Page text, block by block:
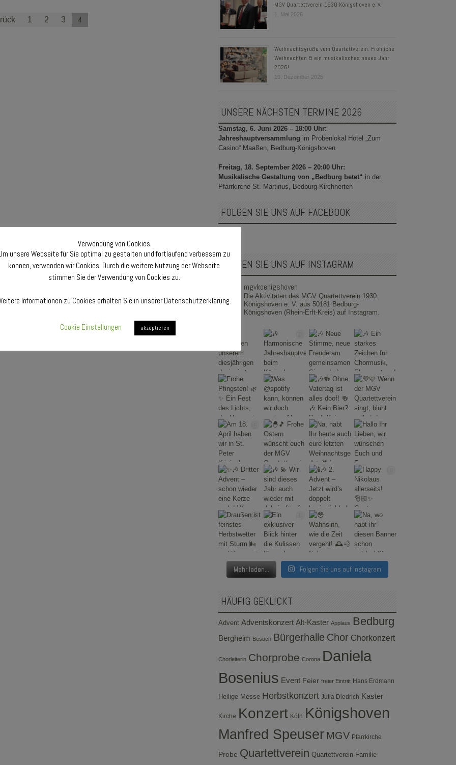
1 2 3 4
MGV Quartettverein 1930 Königshoven e. V.
1. Mai 2026
Weihnachtsgrüße vom Quartettverein: Fröhliche
Weihnachten & ein musikalisches neues Jahr
2026!
19. Dezember 2025
UNSERE NÄCHSTEN TERMINE 2026
Samstag, 6. Juni 2026 – 18:00 Uhr:
Jahreshauptversammlung im Probenlokal Hotel „Zum
Casino“ Maaßen, Bedburg-Königshoven
Freitag, 18. September 2026 – 20:00 Uhr:
Musikalische Gestaltung von „Bedburg betet“ in der
Pfarrkirche St. Martinus, Bedburg-Kirchherten
FOLGEN SIE UNS AUF FACEBOOK
FOLGEN SIE UNS AUF INSTAGRAM
mgvkoenigshoven
Die Aktivitäten des MGV Quartettverein 1930
Königshoven e. V. aus 50181 Bedburg-
Königshoven (Rhein-Erft-Kreis) auf Instagram.
Mehr laden... Folgen Sie uns auf Instagram
HÄUFIG GEKLICKT
Advent Adventskonzert Alt-Kaster Applaus Bedburg
Bergheim Besuch Bürgerhalle Chor Chorkonzert
Chorleiterin Chorprobe Corona Daniela
Bosenius Event Feier freier Eintritt Hans Erdmann
Heilige Messe Herbstkonzert Julia Diedrich Kaster
Kirche Konzert Köln Königshoven
Manfred Speuser MGV Pfarrkirche
Probe Quartettverein Quartettverein-Familie
Verwendung von Cookies
unsere Webseite für Sie optimal zu gestalten und fortlaufend verbessern zu
können, verwenden wir Cookies. Durch die weitere Nutzung der Webseite
stimmen Sie der Verwendung von Cookies zu.
Informationen zu Cookies erhalten Sie in unserer Datenschutzerklärung.
Cookie Einstellungen akzeptieren